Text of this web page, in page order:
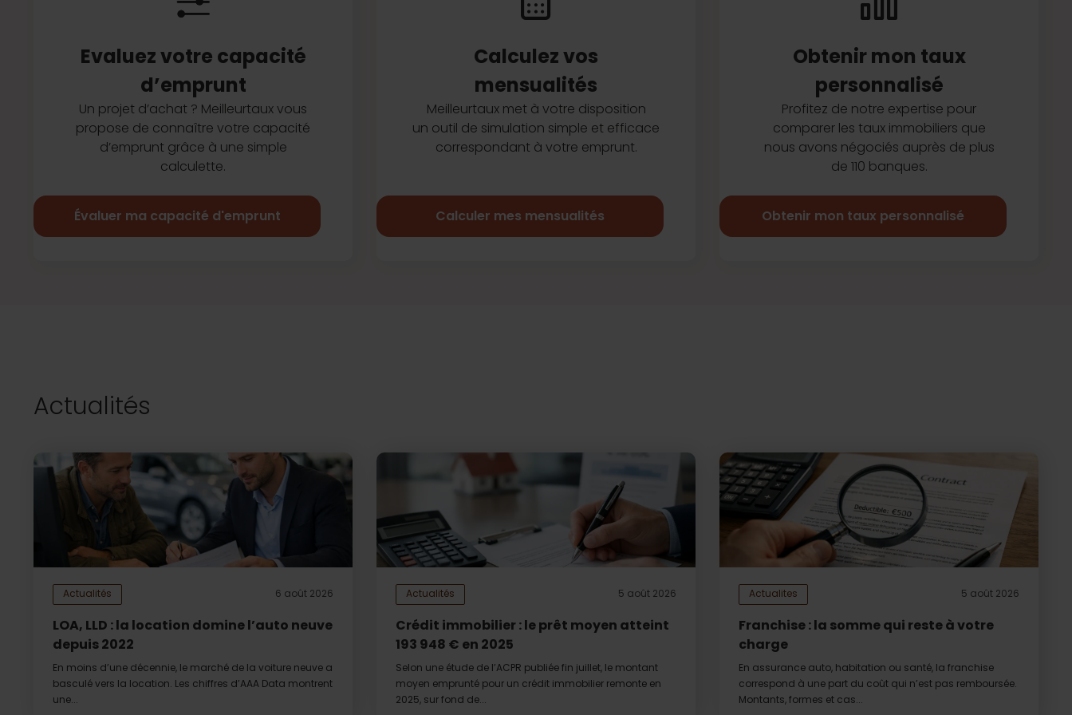
Evaluez votre capacité
d’emprunt
Un projet d’achat ? Meilleurtaux vous
propose de connaître votre capacité
d’emprunt grâce à une simple
calculette.
Évaluer ma capacité d'emprunt
Calculez vos
mensualités
Meilleurtaux met à votre disposition
un outil de simulation simple et efficace
correspondant à votre emprunt.
Calculer mes mensualités
Obtenir mon taux
personnalisé
Profitez de notre expertise pour
comparer les taux immobiliers que
nous avons négociés auprès de plus
de 110 banques.
Obtenir mon taux personnalisé
Actualités
Actualités 6 août 2026
LOA, LLD : la location domine l’auto neuve
depuis 2022
En moins d’une décennie, le marché de la voiture neuve a
basculé vers la location. Les chiffres d’AAA Data montrent
une...
Actualités 5 août 2026
Crédit immobilier : le prêt moyen atteint
193 948 € en 2025
Selon une étude de l’ACPR publiée fin juillet, le montant
moyen emprunté pour un crédit immobilier remonte en
2025, sur fond de...
Actualites 5 août 2026
Franchise : la somme qui reste à votre
charge
En assurance auto, habitation ou santé, la franchise
correspond à une part du coût qui n’est pas remboursée.
Montants, formes et cas...